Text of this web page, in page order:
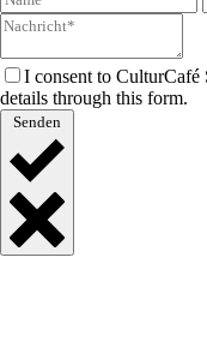
I consent to
details through this form.
Senden